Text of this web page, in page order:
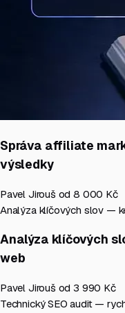
Správa affiliate
výsledky
Pavel Jirouš od 8 000 Kč
Analýza klíčových slov —
Analýza klíčových
web
Pavel Jirouš od 3 990 Kč
Technický SEO audit —